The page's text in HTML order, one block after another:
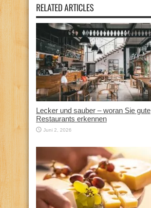
RELATED ARTICLES
Lecker und sauber – woran Sie gute
Restaurants erkennen
Juni 2, 2026